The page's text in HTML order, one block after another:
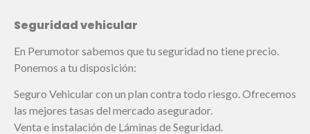
Seguridad vehicular
En Perumotor sabemos que tu seguridad no tiene precio.
Ponemos a tu disposición:
Seguro Vehicular con un plan contra todo riesgo. Ofrecemos
las mejores tasas del mercado asegurador.
Venta e instalación de Láminas de Seguridad.